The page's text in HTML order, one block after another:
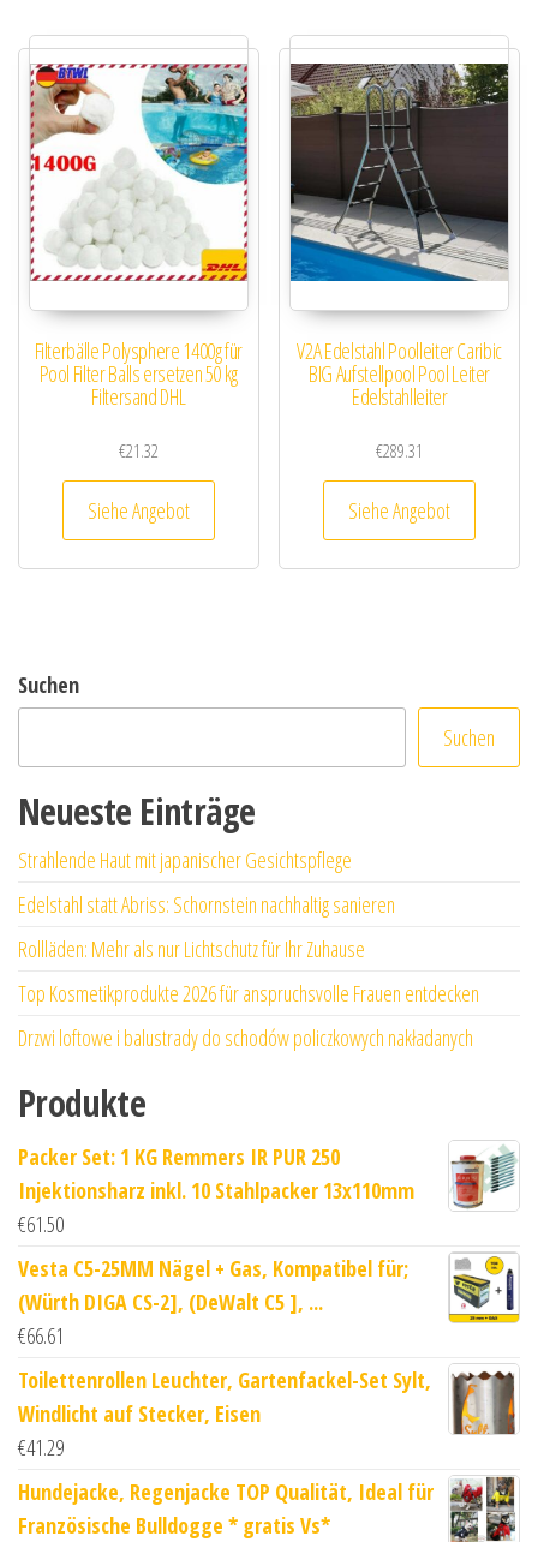
Filterbälle Polysphere 1400g für
Pool Filter Balls ersetzen 50 kg
Filtersand DHL
€21.32
Siehe Angebot
V2A Edelstahl Poolleiter Caribic
BIG Aufstellpool Pool Leiter
Edelstahlleiter
€289.31
Siehe Angebot
Suchen
Suchen
Neueste Einträge
Strahlende Haut mit japanischer Gesichtspflege
Edelstahl statt Abriss: Schornstein nachhaltig sanieren
Rollläden: Mehr als nur Lichtschutz für Ihr Zuhause
Top Kosmetikprodukte 2026 für anspruchsvolle Frauen entdecken
Drzwi loftowe i balustrady do schodów policzkowych nakładanych
Produkte
Packer Set: 1 KG Remmers IR PUR 250
Injektionsharz inkl. 10 Stahlpacker 13x110mm
€61.50
Vesta C5-25MM Nägel + Gas, Kompatibel für;
(Würth DIGA CS-2], (DeWalt C5 ], ...
€66.61
Toilettenrollen Leuchter, Gartenfackel-Set Sylt,
Windlicht auf Stecker, Eisen
€41.29
Hundejacke, Regenjacke TOP Qualität, Ideal für
Französische Bulldogge * gratis Vs*